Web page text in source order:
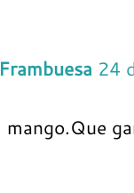
24